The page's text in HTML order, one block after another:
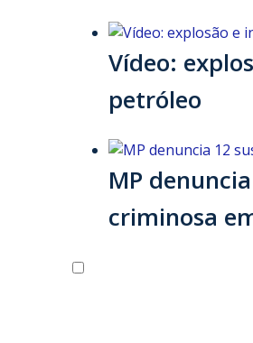
Vídeo:
petróleo
MP
criminosa